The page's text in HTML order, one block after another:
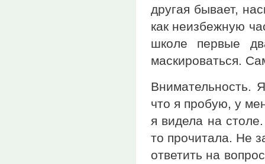
другая бывает,
как неизбежную
школе первые
маскироваться.
Внимательность.
что я пробую, у
я видела на
то прочитала. Не
ответить на